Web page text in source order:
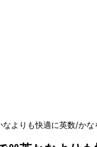
よりも快適に英数/かな